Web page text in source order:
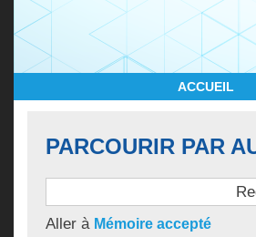
ACCUEIL
PARCOURIR PAR
Aller à Mémoire accepté